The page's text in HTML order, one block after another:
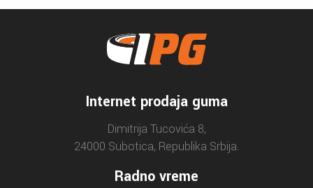
Internet prodaja guma
Dimitrija Tucovića 8,
24000 Subotica, Republika Srbija.
Radno vreme